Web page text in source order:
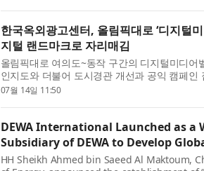
한국옥외광고센터, 올림픽대로 ‘디지털
지털 랜드마크로 자리매김
올림픽대로 여의도~동작 구간의 디지털미디
인지도와 더불어 도시경관 개선과 공익 캠페인
지방재정공제회(이사장 정선용) 부설 한국옥외
07월 14일 11:50
DEWA International Launched as
Subsidiary of DEWA to Develop
HH Sheikh Ahmed bin Saeed Al Maktoum,